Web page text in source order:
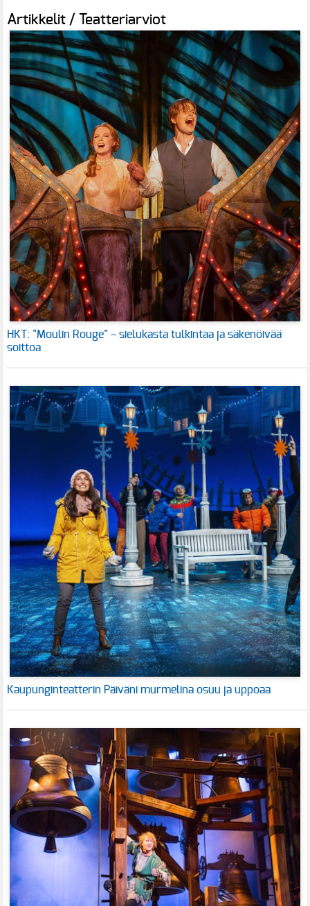
Artikkelit / Teatteriarviot
HKT: "Moulin Rouge" – sielukasta tulkintaa ja säkenöivää
soittoa
Kaupunginteatterin Päiväni murmelina osuu ja uppoaa